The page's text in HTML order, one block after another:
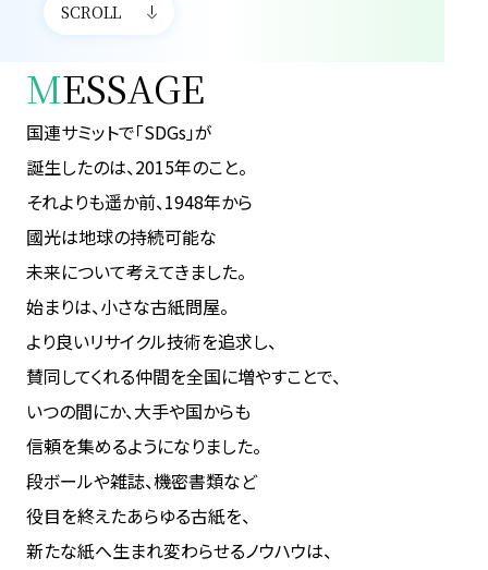
SCROLL
MESSAGE
国連サミットで「SDGs」が
誕生したのは、2015年のこと。
それよりも遥か前、1948年から
國光は地球の持続可能な
未来について考えてきました。
始まりは、小さな古紙問屋。
より良いリサイクル技術を追求し、
賛同してくれる仲間を全国に増やすことで、
いつの間にか、大手や国からも
信頼を集めるようになりました。
段ボールや雑誌、機密書類など
役目を終えたあらゆる古紙を、
新たな紙へ生まれ変わらせるノウハウは、